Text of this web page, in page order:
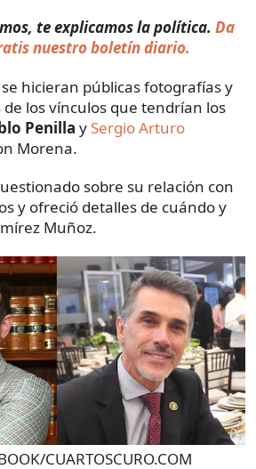
te explicamos la política. Da
nuestro boletín diario.
hicieran públicas fotografías y
los vínculos que tendrían los
Penilla y Sergio Arturo
Morena.
sobre su relación con
y ofreció detalles de cuándo y
Muñoz.
CUARTOSCURO.COM